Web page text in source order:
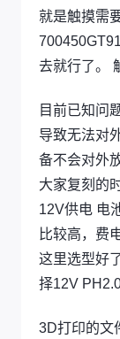
就是触摸需
去就行了。
目前已知问
导致无法对
备不会对外
大家复刻的
12V供电 电
比较高，费
这里选型好
择12V PH2.0
3D打印的文